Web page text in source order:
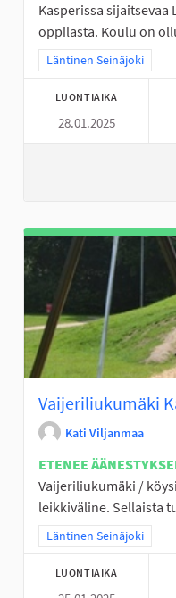
Kasperissa
oppilasta. Koulu on
Rajaa tulokset teeman
Läntinen Seinäjoki
LUONTIAIKA
28.01.2025
Vaijeriliukumäki
Kati Viljanmaa
ETENEE
Vaijeriliukumäki /
leikkiväline. Sellaista
Rajaa tulokset teeman
Läntinen Seinäjoki
LUONTIAIKA